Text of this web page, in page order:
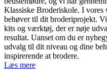
vælges
på
varesiden
Klassiske Broderiskole. I vores
behøver til dit broderiprojekt.
kits og værktøj, der er nøje
resultat. Uanset om du er
udvalg til dit niveau og dine
inspirerende at brodere.
Læs mere